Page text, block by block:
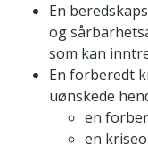
En
og
som kan
En forberedt
uønskede
en
en